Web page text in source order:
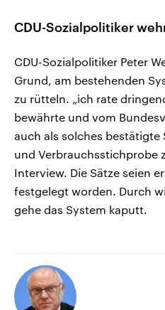
CDU-Sozialpolitiker
CDU-Sozialpolitiker Peter
Grund, am bestehenden
zu rütteln. „ich rate
bewährte und vom
auch als solches bestätigte
und Verbrauchsstichprobe
Interview. Die Sätze seien
festgelegt worden. Durch
gehe das System kaputt.